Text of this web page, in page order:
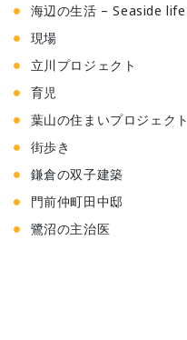
海辺の生活 – Seaside life
現場
立川プロジェクト
育児
葉山の住まいプロジェクト
街歩き
鎌倉の双子建築
門前仲町田中邸
鷺沼の主治医